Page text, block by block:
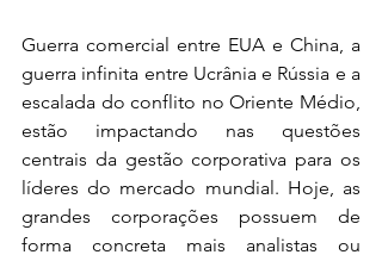
Guerra comercial entre EUA e China, a
guerra infinita entre Ucrânia e Rússia e a
escalada do conflito no Oriente Médio,
estão impactando nas questões
centrais da gestão corporativa para os
líderes do mercado mundial. Hoje, as
grandes corporações possuem de
forma concreta mais analistas ou